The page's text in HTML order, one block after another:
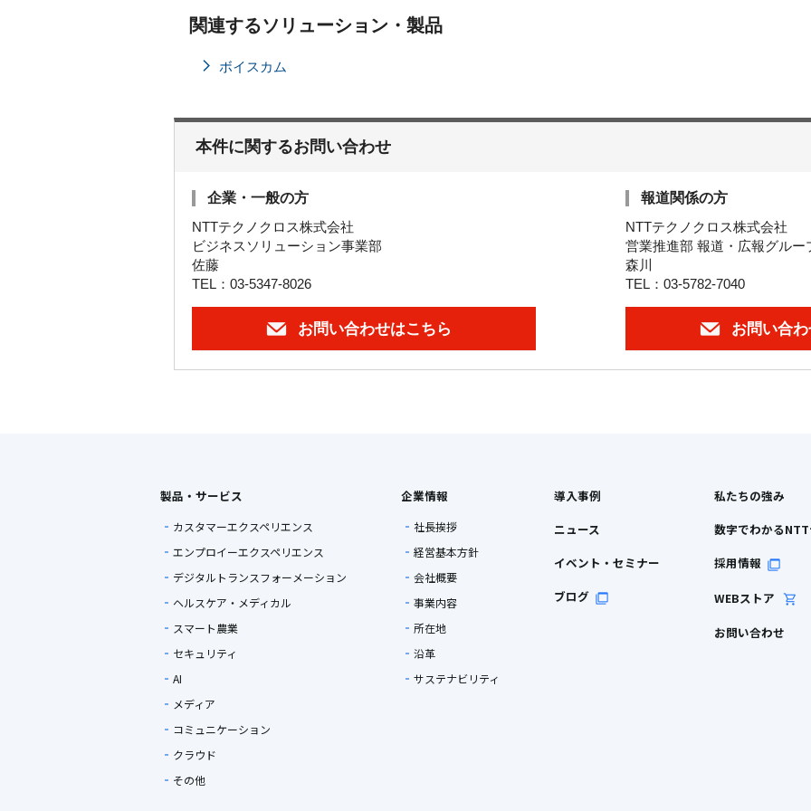
関連するソリューション・製品
ボイスカム
本件に関するお問い合わせ
企業・一般の方
NTTテクノクロス株式会社
ビジネスソリューション事業部
佐藤
TEL：03-5347-8026
お問い合わせはこちら
報道関係の方
NTTテクノクロス株式会社
営業推進部 報道・広報グルー
森川
TEL：03-5782-7040
お問い合
製品・サービス
カスタマーエクスペリエンス
エンプロイーエクスペリエンス
デジタルトランスフォーメーション
ヘルスケア・メディカル
スマート農業
セキュリティ
AI
メディア
コミュニケーション
クラウド
その他
企業情報
社長挨拶
経営基本方針
会社概要
事業内容
所在地
沿革
サステナビリティ
導入事例
ニュース
イベント・セミナー
ブログ
私たちの強み
数字でわかる
採用情報
WEBストア
お問い合わせ